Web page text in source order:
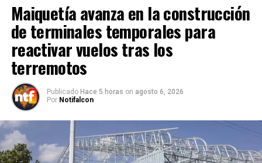
Maiquetía avanza en la construcción
de terminales temporales para
reactivar vuelos tras los
terremotos
Publicado Hace 5 horas on agosto 6, 2026
Por Notifalcon